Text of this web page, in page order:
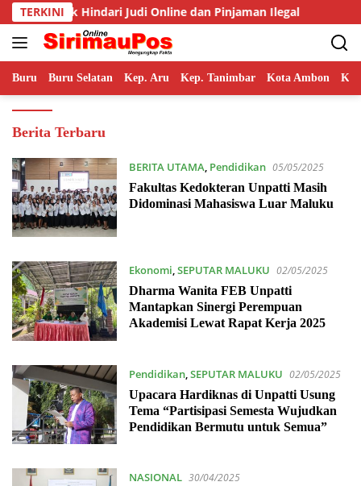
Langsung
ke
konten
TERKINI
Judi Online dan Pinjaman Ilegal Wisuda Juli 2026,
Buru Buru Selatan Kep. Aru Kep. Tanimbar Kota Ambon
SirimauPos
Berita Terbaru
BERITA UTAMA, Pendidikan 05/05/2025
Fakultas Kedokteran Unpatti Masih
Didominasi Mahasiswa Luar Maluku
Ekonomi,SEPUTAR MALUKU 02/05/2025
Dharma Wanita FEB Unpatti
Mantapkan Sinergi Perempuan
Akademisi Lewat Rapat Kerja 2025
Pendidikan,SEPUTAR MALUKU 02/05/2025
Upacara Hardiknas di Unpatti Usung
Tema “Partisipasi Semesta Wujudkan
Pendidikan Bermutu untuk Semua”
NASIONAL 30/04/2025